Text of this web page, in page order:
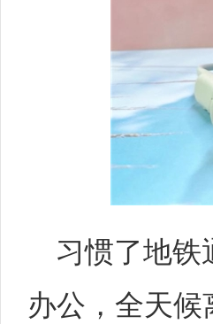
习惯了地
办公，全天